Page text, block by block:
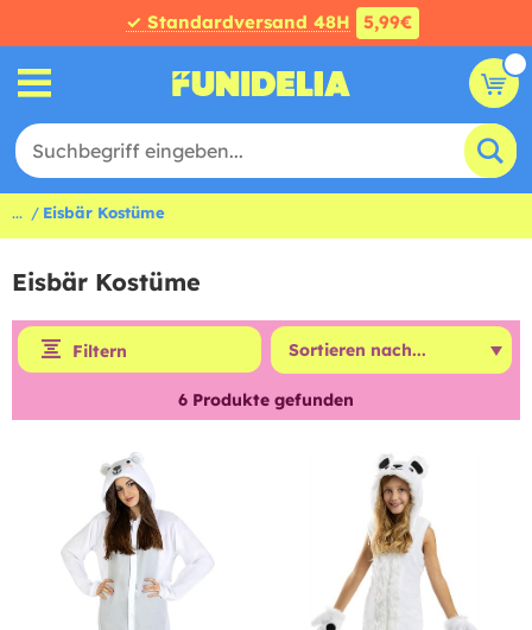
✓ Standardversand 48H 5,99€
... Eisbär Kostüme
Eisbär Kostüme
Filtern
6 Produkte gefunden